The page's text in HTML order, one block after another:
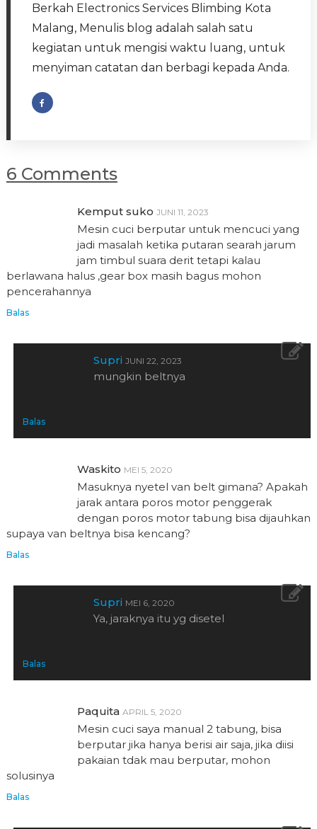
Berkah Electronics Services Blimbing Kota
Malang, Menulis blog adalah salah satu
kegiatan untuk mengisi waktu luang, untuk
menyiman catatan dan berbagi kepada Anda.
6 Comments
Kemput suko JUNI 11, 2023
Mesin cuci berputar untuk mencuci yang
jadi masalah ketika putaran searah jarum
jam timbul suara derit tetapi kalau
berlawana halus ,gear box masih bagus mohon
pencerahannya
Balas
Supri JUNI 22, 2023
mungkin beltnya
Balas
Waskito MEI 5, 2020
Masuknya nyetel van belt gimana? Apakah
jarak antara poros motor penggerak
dengan poros motor tabung bisa dijauhkan
supaya van beltnya bisa kencang?
Balas
Supri MEI 6, 2020
Ya, jaraknya itu yg disetel
Balas
Paquita APRIL 5, 2020
Mesin cuci saya manual 2 tabung, bisa
berputar jika hanya berisi air saja, jika diisi
pakaian tdak mau berputar, mohon
solusinya
Balas